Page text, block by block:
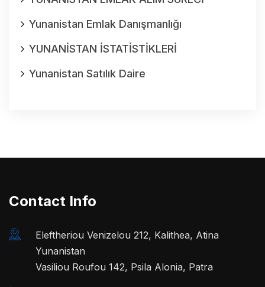
Yunanistan Emlak Danışmanlığı
YUNANİSTAN İSTATİSTİKLERİ
Yunanistan Satılık Daire
Contact Info
Eleftheriou Venizelou 212, Kalithea, Atina
Yunanistan
Vasiliou Roufou 142, Psila Alonia, Patra